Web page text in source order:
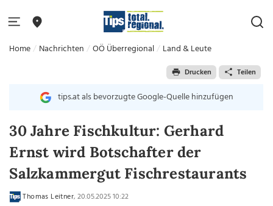
Home Nachrichten OÖ Überregional Land & Leute
Drucken Teilen
tips.at als bevorzugte Google-Quelle hinzufügen
30 Jahre Fischkultur: Gerhard
Ernst wird Botschafter der
Salzkammergut Fischrestaurants
Thomas Leitner, 20.05.2025 10:22